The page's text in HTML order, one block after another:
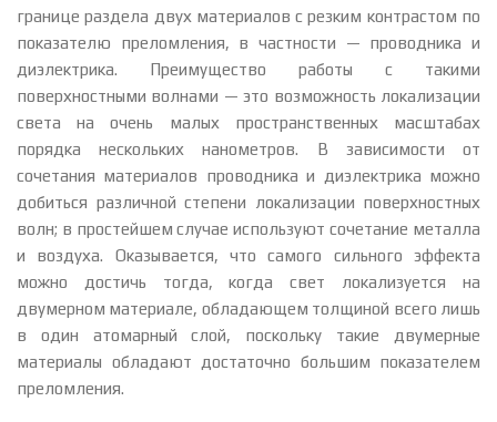
границе раздела двух материалов с резким контрастом по
показателю преломления, в частности — проводника и
диэлектрика. Преимущество работы с такими
поверхностными волнами — это возможность локализации
света на очень малых пространственных масштабах
порядка нескольких нанометров. В зависимости от
сочетания материалов проводника и диэлектрика можно
добиться различной степени локализации поверхностных
волн; в простейшем случае используют сочетание металла
и воздуха. Оказывается, что самого сильного эффекта
можно достичь тогда, когда свет локализуется на
двумерном материале, обладающем толщиной всего лишь
в один атомарный слой, поскольку такие двумерные
материалы обладают достаточно большим показателем
преломления.